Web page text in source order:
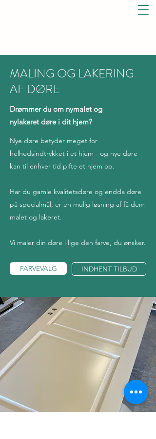
MALING OG LAKERING
AF DØRE
Drømmer du om nymalet og
nylakeret døre i dit hjem?
Nye døre betyder meget for
helhedsindtrykket i et hjem - og nye døre
kan til enhver tid pifte et hjem op.
Har du gamle kvalitetsdøre og endda døre
på specialmål, er en mulig løsning af få dem
malet og lakeret.
Vi maler din døre i lige den farve, du ønsker.
FARVEVALG INDHENT TILBUD